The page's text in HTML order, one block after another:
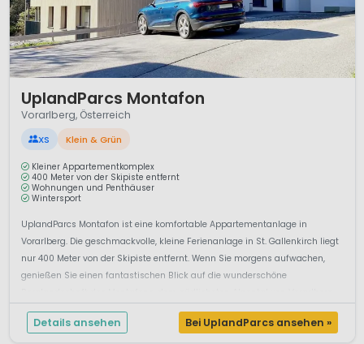
Wintersportangebote.
UplandParcs Montafon
Vorarlberg, Österreich
XS Klein & Grün
Kleiner Appartementkomplex
400 Meter von der Skipiste entfernt
Wohnungen und Penthäuser
Wintersport
UplandParcs Montafon ist eine komfortable Appartementanlage in
Vorarlberg. Die geschmackvolle, kleine Ferienanlage in St. Gallenkirch liegt
nur 400 Meter von der Skipiste entfernt. Wenn Sie morgens aufwachen,
genießen Sie einen fantastischen Blick auf die wunderschöne
Wenn Sie g...
Details ansehen Bei UplandParcs ansehen »